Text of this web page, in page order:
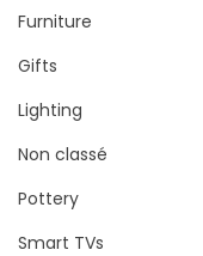
Furniture
Gifts
Lighting
Non classé
Pottery
Smart TVs